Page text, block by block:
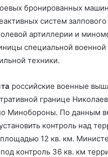
бронированных
систем
артиллерии и
специальной военной
техники.
российские военные
границе
Минобороны. По данным
контроль над
12 кв. км.
контроль 36 кв. км